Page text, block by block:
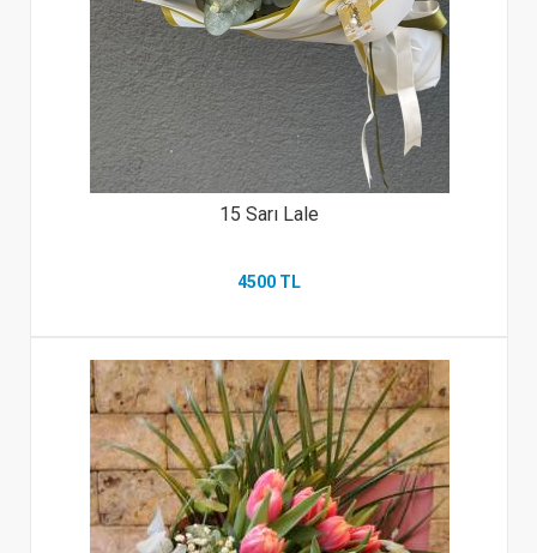
15 Sarı Lale
4500 TL